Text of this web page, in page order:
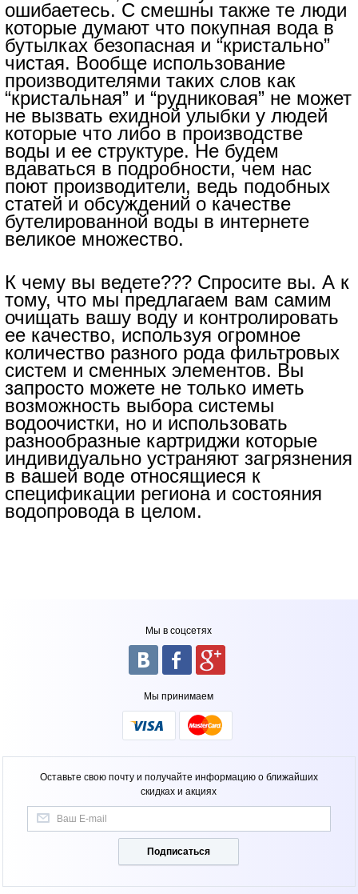
ошибаетесь. С смешны также те люди
которые думают что покупная вода в
бутылках безопасная и “кристально”
чистая. Вообще использование
производителями таких слов как
“кристальная” и “рудниковая” не может
не вызвать ехидной улыбки у людей
которые что либо в производстве
воды и ее структуре. Не будем
вдаваться в подробности, чем нас
поют производители, ведь подобных
статей и обсуждений о качестве
бутелированной воды в интернете
великое множество.
К чему вы ведете??? Спросите вы. А к
тому, что мы предлагаем вам самим
очищать вашу воду и контролировать
ее качество, используя огромное
количество разного рода фильтровых
систем и сменных элементов. Вы
запросто можете не только иметь
возможность выбора системы
водоочистки, но и использовать
разнообразные картриджи которые
индивидуально устраняют загрязнения
в вашей воде относящиеся к
спецификации региона и состояния
водопровода в целом.
Мы в соцсетях
Мы принимаем
Оставьте свою почту и получайте информацию о ближайших
скидках и акциях
Подписаться